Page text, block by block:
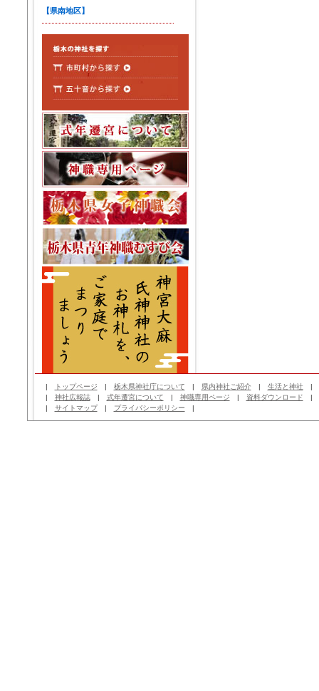
【県南地区】
| トップページ | 栃木県神社庁について | 県内神社ご紹介| 生活と神社|
| 神社広報誌| 式年遷宮について | 神職専用ページ | 資料ダウンロード |
| サイトマップ| プライバシーポリシー |